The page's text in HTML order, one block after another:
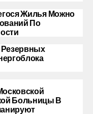
Жилья Можно
По
Больницы В